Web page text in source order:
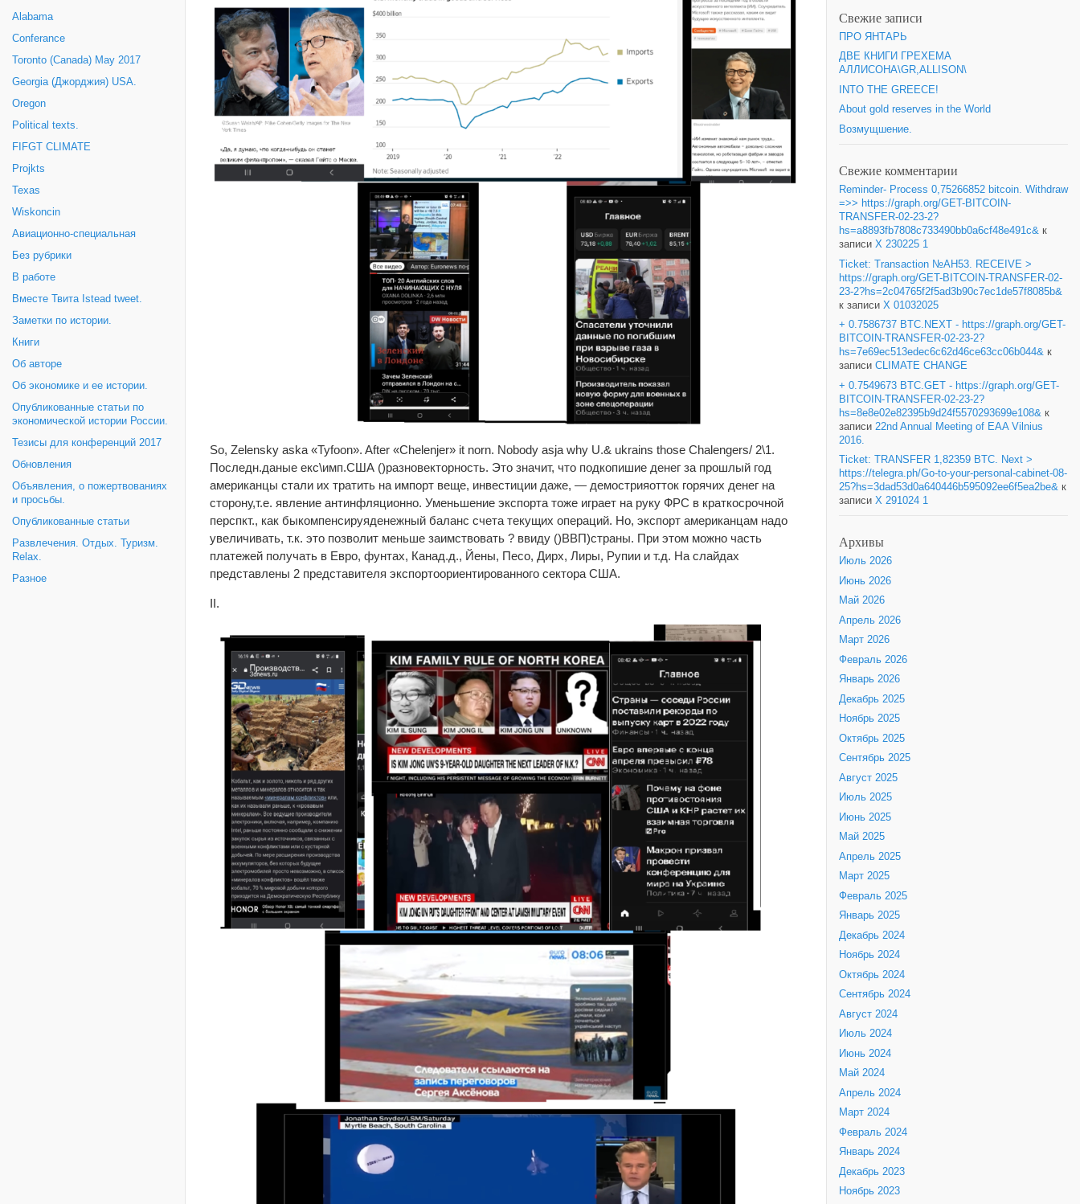
Alabama
Conferance
Toronto (Canada) May 2017
Georgia (Джорджия) USA.
Oregon
Political texts.
FIFGT CLIMATE
Projkts
Texas
Wiskoncin
Авиационно-специальная
Без рубрики
В работе
Вместе Твита Istead tweet.
Заметки по истории.
Книги
Об авторе
Об экономике и ее истории.
Опубликованные статьи по
экономической истории России.
Тезисы для конференций 2017
Обновления
Объявления, о пожертвованиях
и просьбы.
Опубликованные статьи
Развлечения. Отдых. Туризм.
Relax.
Разное
So, Zelensky aska «Tyfoon». After «Chelenjer» it norn. Nobody asja why U.& ukrains those Chalengers/ 2\1.
Последн.даные екс\имп.США ()разновекторность. Это значит, что подкопишие денег за прошлый год
американцы стали их тратить на импорт веще, инвестиции даже, — демострияотток горячих денег на
сторону,т.е. явление антинфляционно. Уменьшение экспорта тоже играет на руку ФРС в краткосрочной
перспкт., как быкомпенсируяденежный баланс счета текущих операций. Но, экспорт американцам надо
увеличивать, т.к. это позволит меньше заимствовать ? ввиду ()ВВП)страны. При этом можно часть
платежей получать в Евро, фунтах, Канад.д., Йены, Песо, Дирх, Лиры, Рупии и т.д. На слайдах
представлены 2 представителя экспортоориентированного сектора США.
II.
Свежие записи
ПРО ЯНТАРЬ
ДВЕ КНИГИ ГРЕХЕМА
АЛЛИСОНА\GR,ALLISON\
INTO THE GREECE!
About gold reserves in the World
Возмущшение.
Свежие комментарии
Reminder- Process 0,75266852 bitcoin. Withdraw
=>> https://graph.org/GET-BITCOIN-
TRANSFER-02-23-2?
hs=a8893fb7808c733490bb0a6cf48e491c& к
записи X 230225 1
Ticket: Transaction №AH53. RECEIVE >
https://graph.org/GET-BITCOIN-TRANSFER-02-
23-2?hs=2c04765f2f5ad3b90c7ec1de57f8085b&
к записи X 01032025
+ 0.7586737 BTC.NEXT - https://graph.org/GET-
BITCOIN-TRANSFER-02-23-2?
hs=7e69ec513edec6c62d46ce63cc06b044& к
записи CLIMATE CHANGE
+ 0.7549673 BTC.GET - https://graph.org/GET-
BITCOIN-TRANSFER-02-23-2?
hs=8e8e02e82395b9d24f5570293699e108& к
записи 22nd Annual Meeting of EAA Vilnius
2016.
Ticket: TRANSFER 1,82359 BTC. Next >
https://telegra.ph/Go-to-your-personal-cabinet-08-
25?hs=3dad53d0a640446b595092ee6f5ea2be& к
записи X 291024 1
Архивы
Июль 2026
Июнь 2026
Май 2026
Апрель 2026
Март 2026
Февраль 2026
Январь 2026
Декабрь 2025
Ноябрь 2025
Октябрь 2025
Сентябрь 2025
Август 2025
Июль 2025
Июнь 2025
Май 2025
Апрель 2025
Март 2025
Февраль 2025
Январь 2025
Декабрь 2024
Ноябрь 2024
Октябрь 2024
Сентябрь 2024
Август 2024
Июль 2024
Июнь 2024
Май 2024
Апрель 2024
Март 2024
Февраль 2024
Январь 2024
Декабрь 2023
Ноябрь 2023